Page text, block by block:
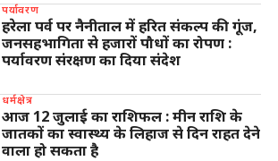
पर्यावरण
हरेला पर्व पर नैनीताल में हरित संकल्प की गूंज,
जनसहभागिता से हजारों पौधों का रोपण :
पर्यावरण संरक्षण का दिया संदेश
धर्मक्षेत्र
आज 12 जुलाई का राशिफल : मीन राशि के
जातकों का स्वास्थ्य के लिहाज से दिन राहत देने
वाला हो सकता है